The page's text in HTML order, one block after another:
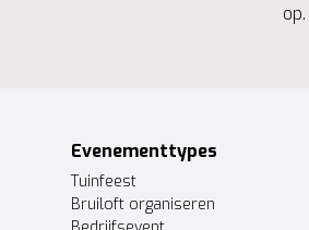
op.
Evenementtypes
Tuinfeest
Bruiloft organiseren